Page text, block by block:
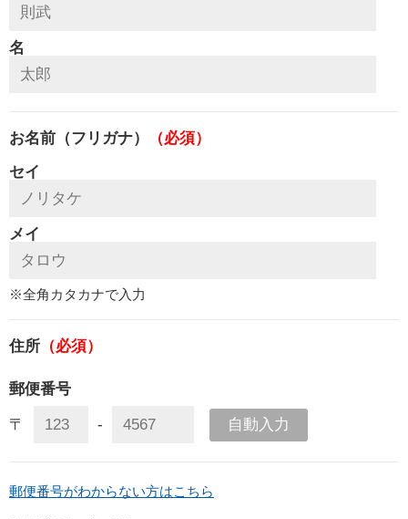
名
お名前（フリガナ）
（必須）
セイ
メイ
※全角カタカナで入力
住所 （必須）
郵便番号
〒 - 自動入力
郵便番号がわからない方はこちら